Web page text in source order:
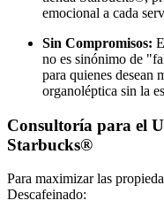
emocional a cada
Sin Compromisos:
no es sinónimo de
para quienes desean
organoléptica sin la
Consultoría para el
Starbucks®
Para maximizar las
Descafeinado: